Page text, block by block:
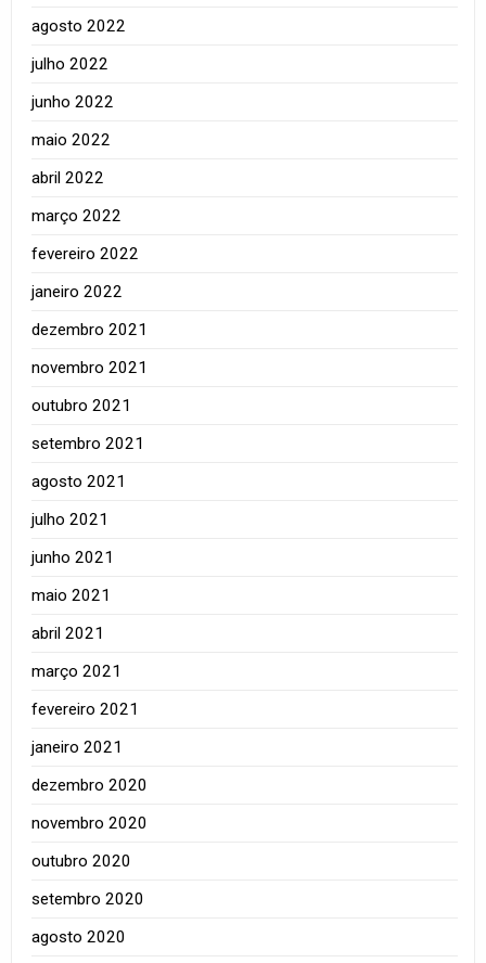
agosto 2022
julho 2022
junho 2022
maio 2022
abril 2022
março 2022
fevereiro 2022
janeiro 2022
dezembro 2021
novembro 2021
outubro 2021
setembro 2021
agosto 2021
julho 2021
junho 2021
maio 2021
abril 2021
março 2021
fevereiro 2021
janeiro 2021
dezembro 2020
novembro 2020
outubro 2020
setembro 2020
agosto 2020